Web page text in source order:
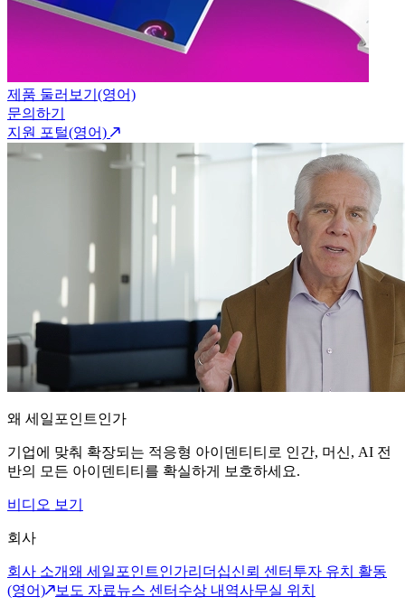
제품 둘러보기(영어)
문의하기
지원 포털(영어)
왜 세일포인트인가
기업에 맞춰 확장되는 적응형 아이덴티티로 인간, 머신, AI 전
반의 모든 아이덴티티를 확실하게 보호하세요.
비디오 보기
회사
회사 소개왜 세일포인트인가리더십신뢰 센터 투자 유치 활동
(영어)
보도 자료뉴스 센터 수상 내역사무실 위치